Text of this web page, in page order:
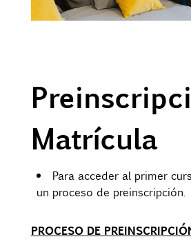
Matrícula
Para acceder al primer
un proceso de preinscripción.
PROCESO DE